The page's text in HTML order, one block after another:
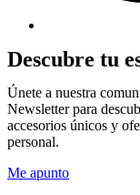
Descubre tu
Únete a nuestra
Newsletter para
accesorios únicos y
personal.
Me apunto